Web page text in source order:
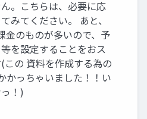
。こちらは、必要に応
みてください。 あと、
金のものが多いので、予
を設定することをおス
この 資料を作成する為の
かっちゃいました！！い
！)